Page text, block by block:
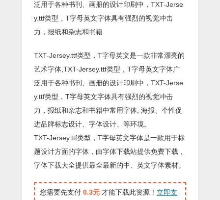
泛用于各种书刊、画册的设计印刷中，TXT-Jerse
y.ttf类型，T字母英文字体具有强烈的视觉冲击
力，报纸和杂志和书籍
TXT-Jersey.ttf类型，T字母英文是一款非常漂亮的
艺术字体,TXT-Jersey.ttf类型，T字母英文字体广
泛用于各种书刊、画册的设计印刷中，TXT-Jerse
y.ttf类型，T字母英文字体具有强烈的视觉冲击
力，报纸和杂志和书籍中常用字体, 海报、个性促
进品牌标志设计、字体设计、等环境。
TXT-Jersey.ttf类型，T字母英文字体是一款用于标
题设计方面的字体，由字体下载站提供免费下载，
字体下载大全提供最全最新的中、英文字体素材。
您需要先支付 0.3元 才能下载此资源！ 立即支